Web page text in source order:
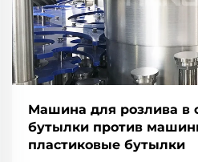
Машина для розлива в
бутылки против
пластиковые бутылки